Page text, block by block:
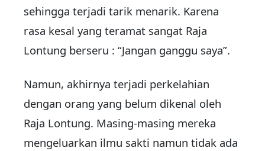
sehingga terjadi tarik menarik. Karena
rasa kesal yang teramat sangat Raja
Lontung berseru : “Jangan ganggu saya”.
Namun, akhirnya terjadi perkelahian
dengan orang yang belum dikenal oleh
Raja Lontung. Masing-masing mereka
mengeluarkan ilmu sakti namun tidak ada